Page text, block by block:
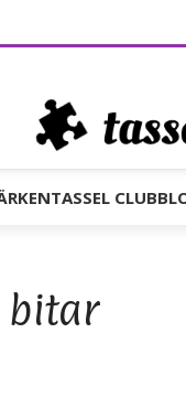
TASSEL CLUB
bitar